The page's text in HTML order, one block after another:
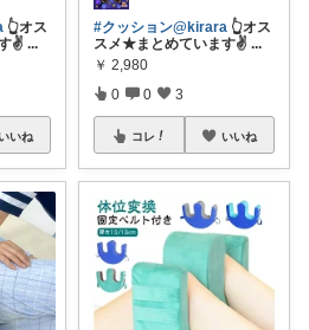
👆️オス
す✌...
いね
#クッション@kirara 👆️オス
スメ★まとめています✌...
￥ 2,980
0 0 3
コレ いいね